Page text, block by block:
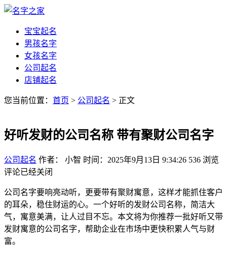
宝宝起名
男孩名字
女孩名字
公司起名
店铺起名
您当前位置： 首页 > 公司起名 > 正文
好听发财的公司名称 带有聚财公司名字
公司起名 作者： 小智 时间：2025年9月13日 9:34:26 536 浏览
评论已经关闭
公司名字要响亮动听，更要带有聚财寓意，这样才能抓住客户
的耳朵，稳住财运的心。一个好听的发财公司名称，简洁大
气，寓意美满，让人过目不忘。本文将为你推荐一批好听又带
发财寓意的公司名字，帮助企业在市场中更快积累人气与财
富。